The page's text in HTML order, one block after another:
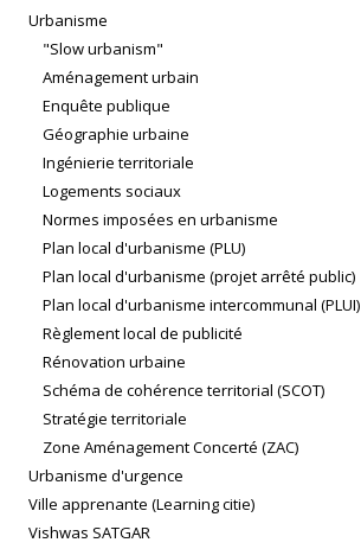
Urbanisme
"Slow urbanism"
Aménagement urbain
Enquête publique
Géographie urbaine
Ingénierie territoriale
Logements sociaux
Normes imposées en urbanisme
Plan local d'urbanisme (PLU)
Plan local d'urbanisme (projet arrêté public)
Plan local d'urbanisme intercommunal (PLUI)
Règlement local de publicité
Rénovation urbaine
Schéma de cohérence territorial (SCOT)
Stratégie territoriale
Zone Aménagement Concerté (ZAC)
Urbanisme d'urgence
Ville apprenante (Learning citie)
Vishwas SATGAR